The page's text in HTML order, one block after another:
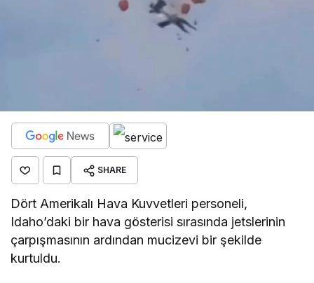
SHARE
Dört Amerikalı Hava Kuvvetleri personeli,
Idaho’daki bir hava gösterisi sırasında jetslerinin
çarpışmasının ardından mucizevi bir şekilde
kurtuldu.